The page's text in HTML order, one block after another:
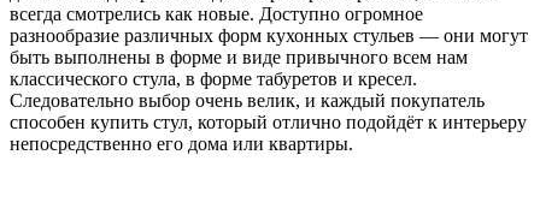
всегда смотрелись как новые. Доступно огромное
разнообразие различных форм кухонных стульев — они могут
быть выполнены в форме и виде привычного всем нам
классического стула, в форме табуретов и кресел.
Следовательно выбор очень велик, и каждый покупатель
способен купить стул, который отлично подойдёт к интерьеру
непосредственно его дома или квартиры.